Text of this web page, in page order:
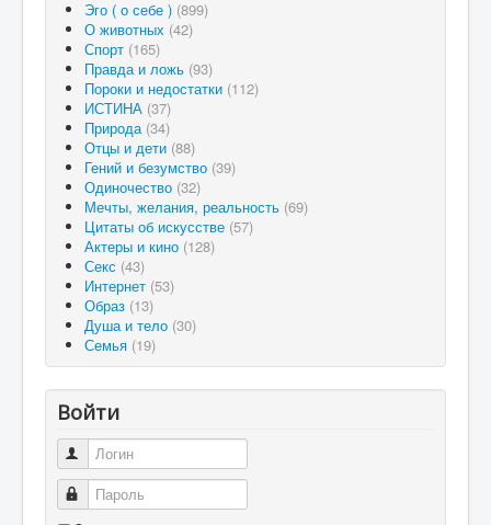
Эго ( о себе ) (899)
О животных (42)
Спорт (165)
Правда и ложь (93)
Пороки и недостатки (112)
ИСТИНА (37)
Природа (34)
Отцы и дети (88)
Гений и безумство (39)
Одиночество (32)
Мечты, желания, реальность (69)
Цитаты об искусстве (57)
Актеры и кино (128)
Секс (43)
Интернет (53)
Образ (13)
Душа и тело (30)
Семья (19)
Войти
Логин
Пароль